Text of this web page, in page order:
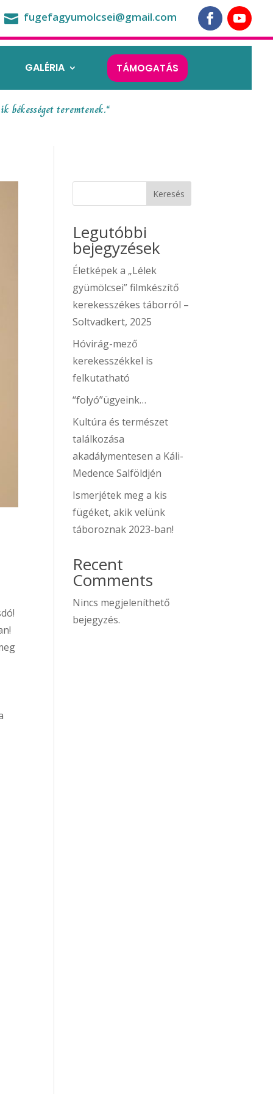
 fugefagyumolcsei@gmail.com
GALÉRIA TÁMOGATÁS
békességet teremtenek.“
Keresés
Legutóbbi
bejegyzések
Életképek a „Lélek
gyümölcsei” filmkészítő
kerekesszékes táborról –
Soltvadkert, 2025
Hóvirág-mező
kerekesszékkel is
felkutatható
“folyó”ügyeink…
Kultúra és természet
találkozása
akadálymentesen a Káli-
Medence Salföldjén
Ismerjétek meg a kis
fügéket, akik velünk
táboroznak 2023-ban!
Recent
Comments
Nincs megjeleníthető
bejegyzés.